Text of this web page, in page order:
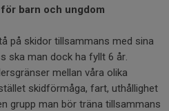
barn och ungdom
på skidor tillsammans med sina
ska man dock ha fyllt 6 år.
mellan våra olika
skidförmåga, fart, uthållighet
grupp man bör träna tillsammans